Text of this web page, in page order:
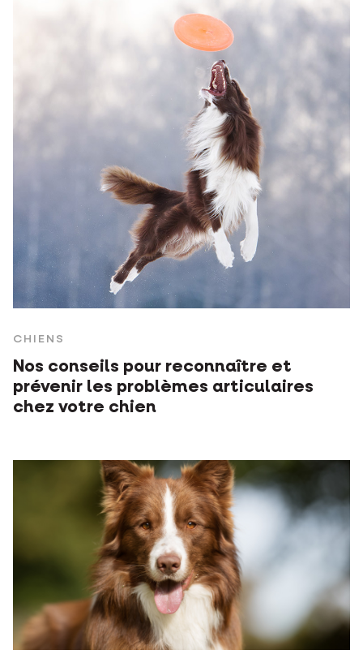
CHIENS
Nos conseils pour reconnaître et
prévenir les problèmes articulaires
chez votre chien